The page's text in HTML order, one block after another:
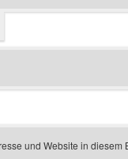
und Website in